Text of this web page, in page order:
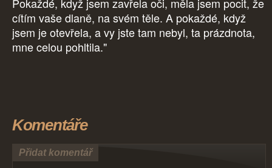
Pokaždé, když jsem zavřela oči, měla jsem pocit, že
cítím vaše dlaně, na svém těle. A pokaždé, když
jsem je otevřela, a vy jste tam nebyl, ta prázdnota,
mne celou pohltila."
Komentáře
Přidat komentář